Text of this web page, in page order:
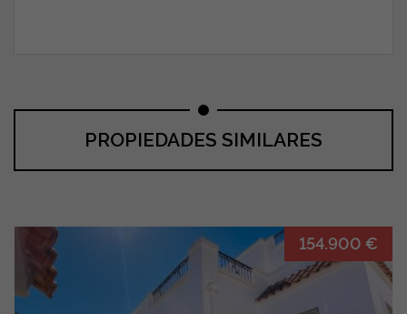
PROPIEDADES SIMILARES
154.900 €